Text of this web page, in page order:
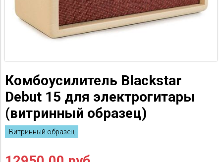
Комбоусилитель Blackstar
Debut 15 для электрогитары
(витринный образец)
Витринный образец